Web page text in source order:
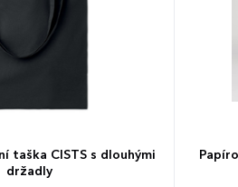
taška CISTS s dlouhými
držadly